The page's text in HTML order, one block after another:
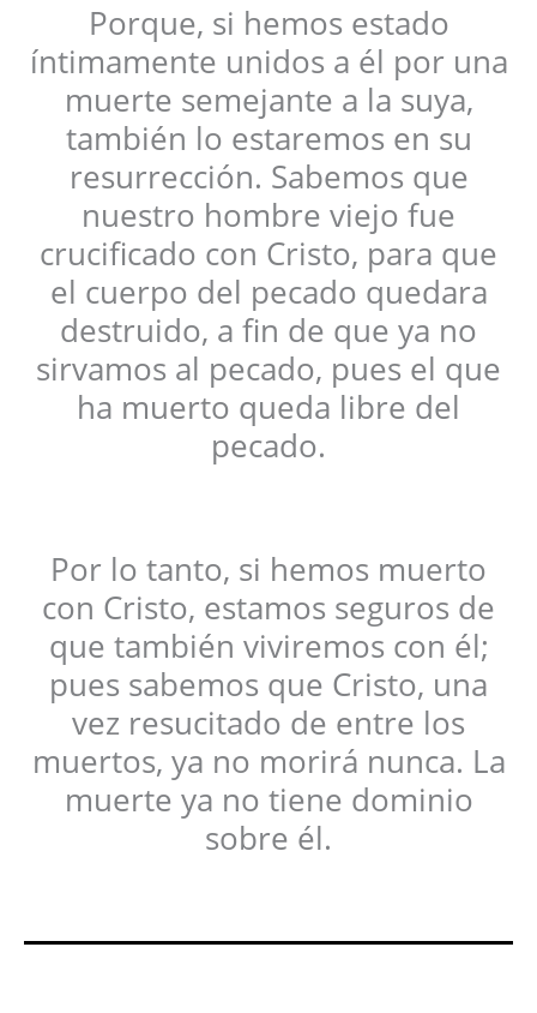
Porque, si hemos estado
íntimamente unidos a él por una
muerte semejante a la suya,
también lo estaremos en su
resurrección. Sabemos que
nuestro hombre viejo fue
crucificado con Cristo, para que
el cuerpo del pecado quedara
destruido, a fin de que ya no
sirvamos al pecado, pues el que
ha muerto queda libre del
pecado.
Por lo tanto, si hemos muerto
con Cristo, estamos seguros de
que también viviremos con él;
pues sabemos que Cristo, una
vez resucitado de entre los
muertos, ya no morirá nunca. La
muerte ya no tiene dominio
sobre él.